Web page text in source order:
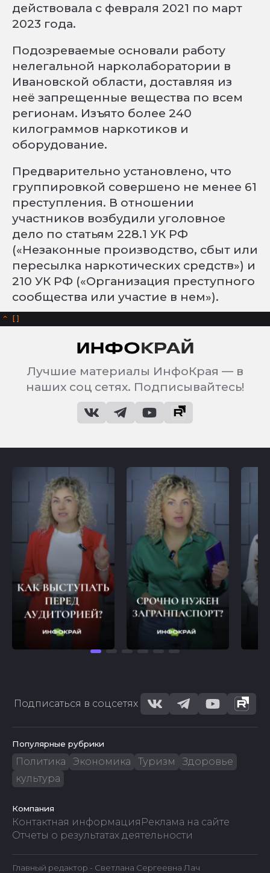
действовала с февраля 2021 по март
2023 года.
Подозреваемые основали работу
нелегальной нарколаборатории в
Ивановской области, доставляя из
неё запрещенные вещества по всем
регионам. Изъято более 240
килограммов наркотиков и
оборудование.
Предварительно установлено, что
группировкой совершено не менее 61
преступления. В отношении
участников возбудили уголовное
дело по статьям 228.1 УК РФ
(«Незаконные производство, сбыт или
пересылка наркотических средств») и
210 УК РФ («Организация преступного
сообщества или участие в нем»).
^
Лучшие материалы ИнфоКрая — в
наших соц сетях. Подписывайтесь!
Подписаться в соцсетях
Популярные рубрики
Политика Экономика Туризм
Здоровье
культура
Компания
Контактная информация Реклама на сайте
Отчеты о результатах деятельности
Главный редактор - Светлана Сергеевна Лач